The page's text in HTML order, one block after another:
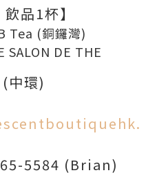
品1杯】
Tea (銅鑼灣)
SALON DE THE
環)
5584 (Brian)